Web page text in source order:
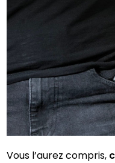
Vous l’aurez compris,